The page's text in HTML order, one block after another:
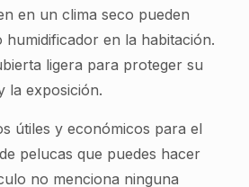
en un clima seco pueden
en la habitación.
ligera para proteger su
la exposición.
útiles y económicos para el
pelucas que puedes hacer
no menciona ninguna